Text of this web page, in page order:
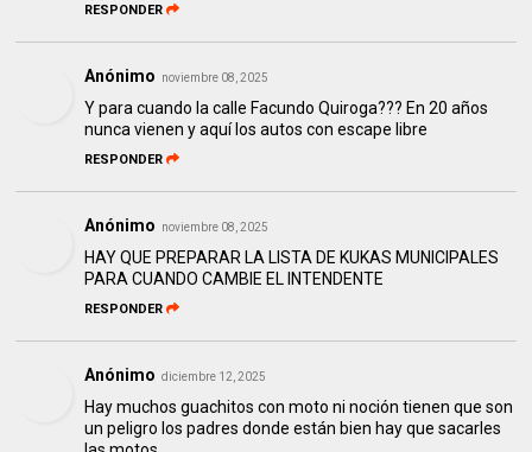
RESPONDER
Anónimo noviembre 08, 2025
Y para cuando la calle Facundo Quiroga??? En 20 años
nunca vienen y aquí los autos con escape libre
RESPONDER
Anónimo noviembre 08, 2025
HAY QUE PREPARAR LA LISTA DE KUKAS MUNICIPALES
PARA CUANDO CAMBIE EL INTENDENTE
RESPONDER
Anónimo diciembre 12, 2025
Hay muchos guachitos con moto ni noción tienen que son
un peligro los padres donde están bien hay que sacarles